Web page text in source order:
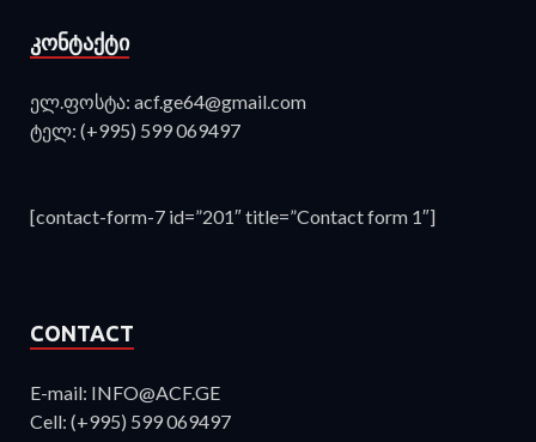
ᲙᲝᲜᲢᲐᲥᲢᲘ
ელ.ფოსტა: acf.ge64@gmail.com
ტელ: (+995) 599 069497
[contact-form-7 id=”201″ title=”Contact form 1″]
CONTACT
E-mail: INFO@ACF.GE
Cell: (+995) 599 069497